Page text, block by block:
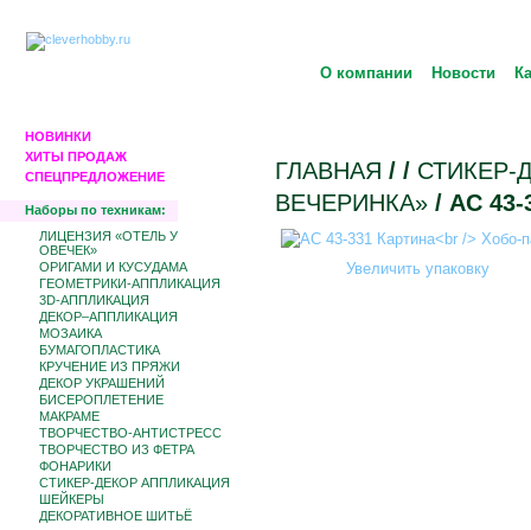
О компании Новости
НОВИНКИ
ХИТЫ ПРОДАЖ
СПЕЦПРЕДЛОЖЕНИЕ
Наборы по техникам:
ЛИЦЕНЗИЯ «ОТЕЛЬ У
ОВЕЧЕК»
ОРИГАМИ И КУСУДАМА
ГЕОМЕТРИКИ-АППЛИКАЦИЯ
3D-АППЛИКАЦИЯ
ДЕКОР–АППЛИКАЦИЯ
МОЗАИКА
БУМАГОПЛАСТИКА
КРУЧЕНИЕ ИЗ ПРЯЖИ
ДЕКОР УКРАШЕНИЙ
БИCЕРОПЛЕТЕНИЕ
МАКРАМЕ
ТВОРЧЕСТВО-АНТИСТРЕСС
ТВОРЧЕСТВО ИЗ ФЕТРА
ФОНАРИКИ
СТИКЕР-ДЕКОР АППЛИКАЦИЯ
ШЕЙКЕРЫ
ДЕКОРАТИВНОЕ ШИТЬЁ
ГЛАВНАЯ / / СТИКЕР-
ВЕЧЕРИНКА» / АС
Увеличить упаковку